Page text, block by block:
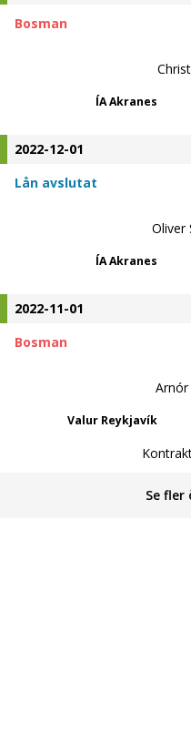
Bosman
ÍA Akranes
2022-12-01
Lån avslutat
Oliver
ÍA Akranes
2022-11-01
Bosman
Arnór
Valur Reykjavík
Se fler